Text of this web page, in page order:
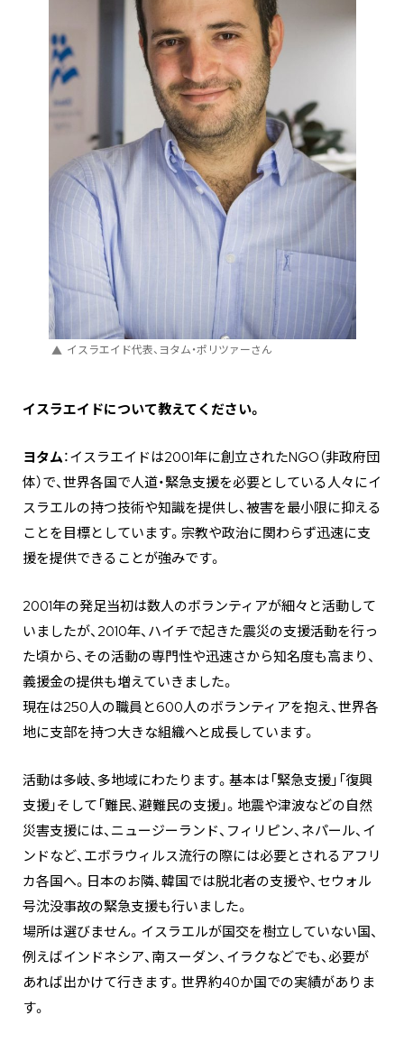
イスラエイド代表、ヨタム・ポリツァーさん
―――イスラエイドについて教えてください。
ヨタム：イスラエイドは2001年に創立されたNGO（非政府団
体）で、世界各国で人道・緊急支援を必要としている人々にイ
スラエルの持つ技術や知識を提供し、被害を最小限に抑える
ことを目標としています。宗教や政治に関わらず迅速に支
援を提供できることが強みです。
2001年の発足当初は数人のボランティアが細々と活動して
いましたが、2010年、ハイチで起きた震災の支援活動を行っ
た頃から、その活動の専門性や迅速さから知名度も高まり、
義援金の提供も増えていきました。
現在は250人の職員と600人のボランティアを抱え、世界各
地に支部を持つ大きな組織へと成長しています。
活動は多岐、多地域にわたります。基本は「緊急支援」「復興
支援」そして「難民、避難民の支援」。地震や津波などの自然
災害支援には、ニュージーランド、フィリピン、ネパール、イ
ンドなど、エボラウィルス流行の際には必要とされるアフリ
カ各国へ。日本のお隣、韓国では脱北者の支援や、セウォル
号沈没事故の緊急支援も行いました。
場所は選びません。イスラエルが国交を樹立していない国、
例えばインドネシア、南スーダン、イラクなどでも、必要が
あれば出かけて行きます。世界約40か国での実績がありま
す。